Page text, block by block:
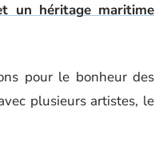
un héritage maritime
pour le bonheur des
plusieurs artistes, le